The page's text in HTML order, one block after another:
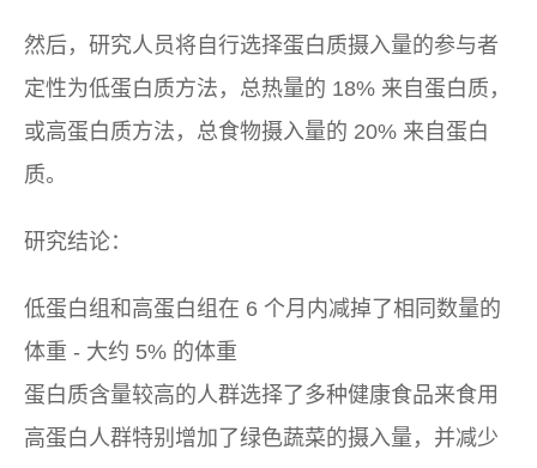
然后，研究人员将自行选择蛋白质摄入量的参与者
定性为低蛋白质方法，总热量的 18% 来自蛋白质，
或高蛋白质方法，总食物摄入量的 20% 来自蛋白
质。
研究结论：
低蛋白组和高蛋白组在 6 个月内减掉了相同数量的
体重 - 大约 5% 的体重
蛋白质含量较高的人群选择了多种健康食品来食用
高蛋白人群特别增加了绿色蔬菜的摄入量，并减少